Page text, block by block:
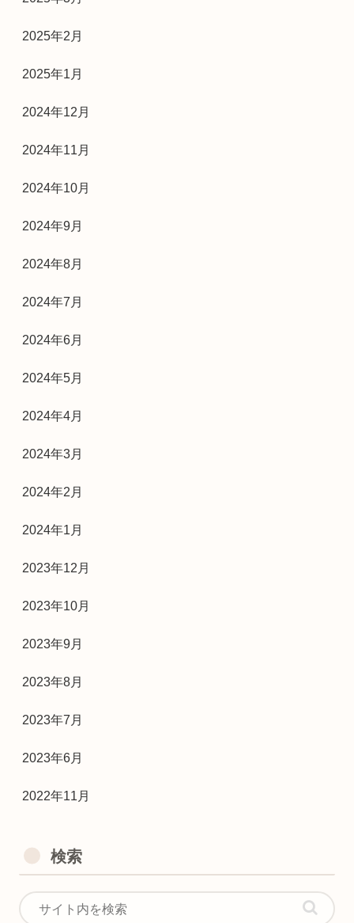
2025年2月
2025年1月
2024年12月
2024年11月
2024年10月
2024年9月
2024年8月
2024年7月
2024年6月
2024年5月
2024年4月
2024年3月
2024年2月
2024年1月
2023年12月
2023年10月
2023年9月
2023年8月
2023年7月
2023年6月
2022年11月
検索